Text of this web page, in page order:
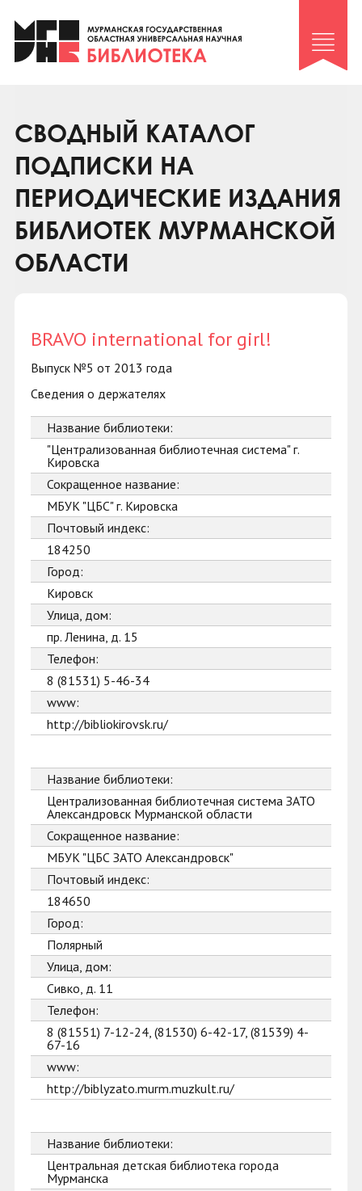
Клуб «Гиря и сельдерей»
Клуб «Семейный архив»
Коллегам
Контакты
СВОДНЫЙ КАТАЛОГ
ПОДПИСКИ НА
ПЕРИОДИЧЕСКИЕ ИЗДАНИЯ
БИБЛИОТЕК МУРМАНСКОЙ
ОБЛАСТИ
BRAVO international for girl!
Выпуск №5 от 2013 года
Сведения о держателях
Название библиотеки:
"Централизованная библиотечная система" г.
Кировска
Сокращенное название:
МБУК "ЦБС" г. Кировска
Почтовый индекс:
184250
Город:
Кировск
Улица, дом:
пр. Ленина, д. 15
Телефон:
8 (81531) 5-46-34
www:
http://bibliokirovsk.ru/
Название библиотеки:
Централизованная библиотечная система ЗАТО
Александровск Мурманской области
Сокращенное название:
МБУК "ЦБС ЗАТО Александровск"
Почтовый индекс:
184650
Город:
Полярный
Улица, дом:
Сивко, д. 11
Телефон:
8 (81551) 7-12-24, (81530) 6-42-17, (81539) 4-
67-16
www:
http://biblyzato.murm.muzkult.ru/
Название библиотеки:
Центральная детская библиотека города
Мурманска